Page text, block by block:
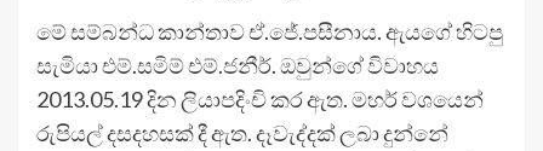
මේ සම්බන්ධ කාන්තාව ඒ.ජේ.පසීනාය. ඇයගේ හිටපු
සැමියා එම්.සමිම් එම්.ජනීර්. ඔවුන්ගේ විවාහය
2013.05.19 දින ලියාපදිංචි කර ඇත. මහර් වශයෙන්
රුපියල් දසදහසක් දී ඇත. දෑවැද්දක් ලබා දුන්නේ